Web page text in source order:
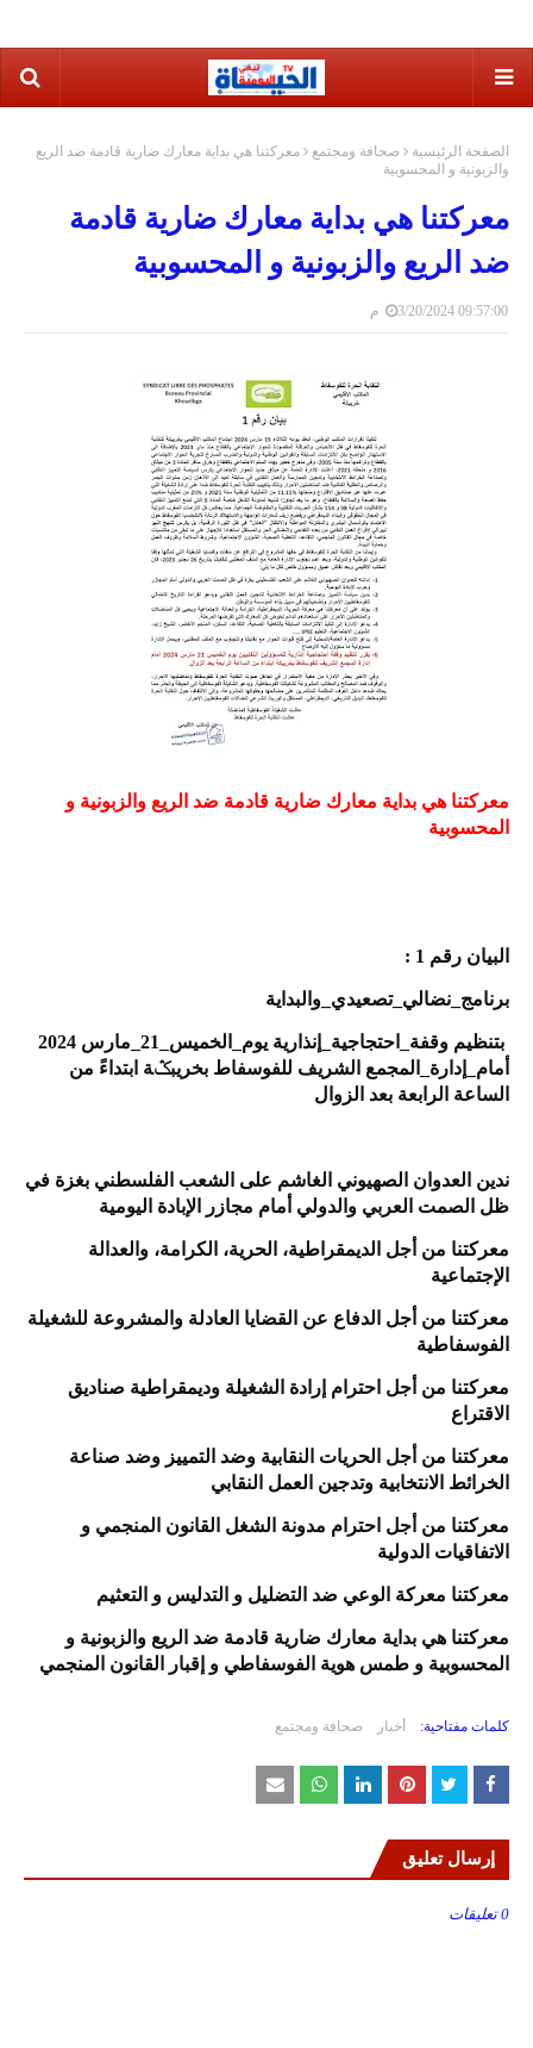
الصفحة الرئيسية صحافة ومجتمع
معركتنا هي بداية معارك ضارية قادمة ضد الريع
والزبونية و المحسوبية
معركتنا هي بداية معارك ضارية قادمة
ضد الريع والزبونية و المحسوبية
3/20/2024 09:57:00 م
معركتنا هي بداية معارك ضارية قادمة ضد الريع والزبونية و
المحسوبية
البيان رقم 1 :
برنامج_نضالي_تصعيدي_والبداية
بتنظيم وقفة_احتجاجية_إنذارية يوم_الخميس_21_مارس 2024
أمام_إدارة_المجمع الشريف للفوسفاط بخريبݣة ابتداءً من
الساعة الرابعة بعد الزوال
ندين العدوان الصهيوني الغاشم على الشعب الفلسطني بغزة في
ظل الصمت العربي والدولي أمام مجازر الإبادة اليومية
معركتنا من أجل الديمقراطية، الحرية، الكرامة، والعدالة
الإجتماعية
معركتنا من أجل الدفاع عن القضايا العادلة والمشروعة للشغيلة
الفوسفاطية
معركتنا من أجل احترام إرادة الشغيلة وديمقراطية صناديق
الاقتراع
معركتنا من أجل الحريات النقابية وضد التمييز وضد صناعة
الخرائط الانتخابية وتدجين العمل النقابي
معركتنا من أجل احترام مدونة الشغل القانون المنجمي و
الاتفاقيات الدولية
معركتنا معركة الوعي ضد التضليل و التدليس و التعثيم
معركتنا هي بداية معارك ضارية قادمة ضد الريع والزبونية و
المحسوبية و طمس هوية الفوسفاطي و إقبار القانون المنجمي
كلمات مفتاحية: أخبار صحافة ومجتمع
إرسال تعليق
0 تعليقات